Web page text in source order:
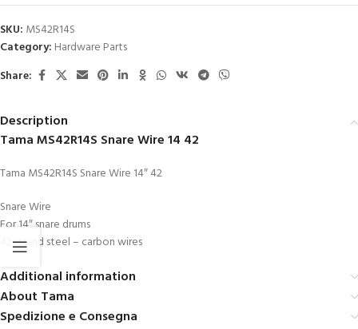
SKU: MS42R14S
Category: Hardware Parts
Share:
Description
Tama MS42R14S Snare Wire 14 42
Tama MS42R14S Snare Wire 14″ 42
Snare Wire
For 14″ snare drums
42 strand steel – carbon wires
Additional information
About Tama
Spedizione e Consegna